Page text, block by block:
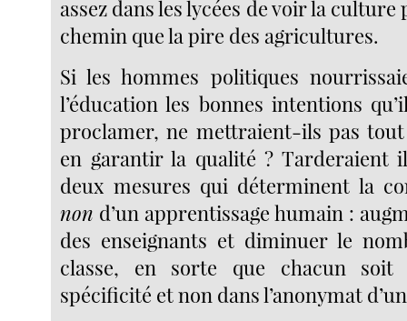
assez dans les lycées de voir la
chemin que la pire des agricultures.
Si les hommes politiques
l’éducation les bonnes intentions
proclamer, ne mettraient-ils pas
en garantir la qualité ? Tarderaient
deux mesures qui déterminent la
non d’un apprentissage humain :
des enseignants et diminuer le
classe, en sorte que chacun
spécificité et non dans l’anonymat